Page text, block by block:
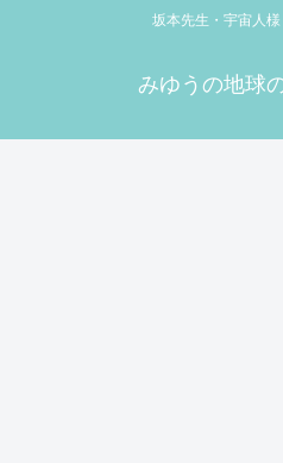
坂本先生・宇宙人
みゆうの地球